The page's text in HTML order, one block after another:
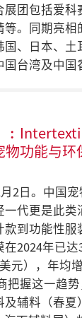
展团包括爱科
。同期亮相
国、日本、土
台湾及中国
物功能与环
2日。中国
一代更是此类
款到功能性服
2024年已
元），年均
把握这一趋势
及辅料（春夏